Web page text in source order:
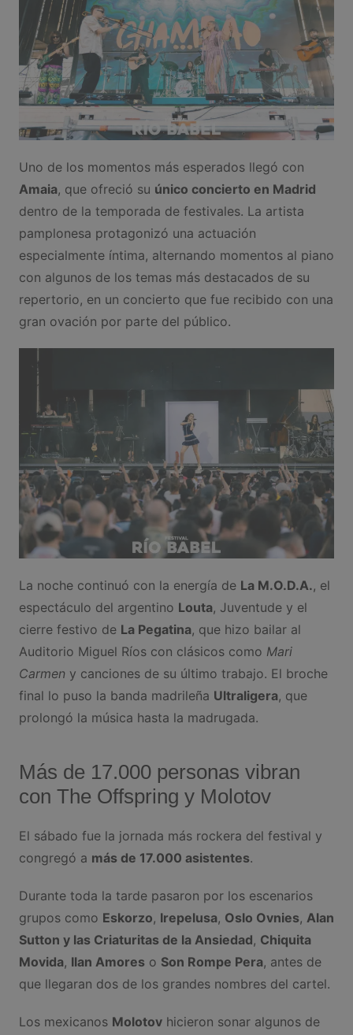
Uno de los momentos más esperados llegó con
Amaia, que ofreció su único concierto en Madrid
dentro de la temporada de festivales. La artista
pamplonesa protagonizó una actuación
especialmente íntima, alternando momentos al piano
con algunos de los temas más destacados de su
repertorio, en un concierto que fue recibido con una
gran ovación por parte del público.
La noche continuó con la energía de La M.O.D.A., el
espectáculo del argentino Louta, Juventude y el
cierre festivo de La Pegatina, que hizo bailar al
Auditorio Miguel Ríos con clásicos como Mari
Carmeny canciones de su último trabajo. El broche
final lo puso la banda madrileña Ultraligera, que
prolongó la música hasta la madrugada.
Más de 17.000 personas vibran
con The Offspring y Molotov
El sábado fue la jornada más rockera del festival y
congregó a más de 17.000 asistentes.
Durante toda la tarde pasaron por los escenarios
grupos como Eskorzo, Irepelusa, Oslo Ovnies, Alan
Sutton y las Criaturitas de la Ansiedad, Chiquita
Movida, Ilan Amoreso Son Rompe Pera, antes de
que llegaran dos de los grandes nombres del cartel.
Los mexicanos Molotovhicieron sonar algunos de